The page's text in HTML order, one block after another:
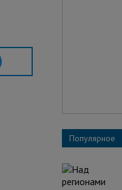
Популярное